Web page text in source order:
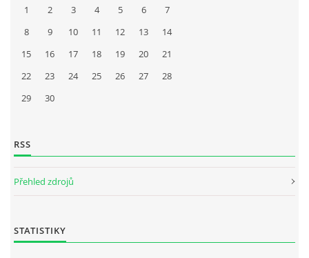
1
2 3 4 5 6
7
8
9 10 11 12 13
14
15
16 17 18 19 20
21
22
23 24 25 26 27
28
29
30
RSS
Přehled zdrojů
STATISTIKY